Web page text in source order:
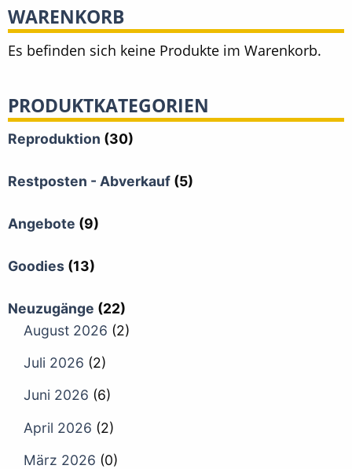
WARENKORB
Es befinden sich keine Produkte im Warenkorb.
PRODUKTKATEGORIEN
Reproduktion (30)
Restposten - Abverkauf (5)
Angebote (9)
Goodies (13)
Neuzugänge (22)
August 2026 (2)
Juli 2026 (2)
Juni 2026 (6)
April 2026 (2)
März 2026 (0)